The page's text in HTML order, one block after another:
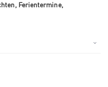
Ferientermine,